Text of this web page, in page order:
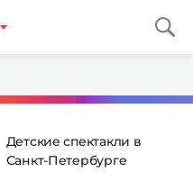
Детские спектакли в
Санкт-Петербурге